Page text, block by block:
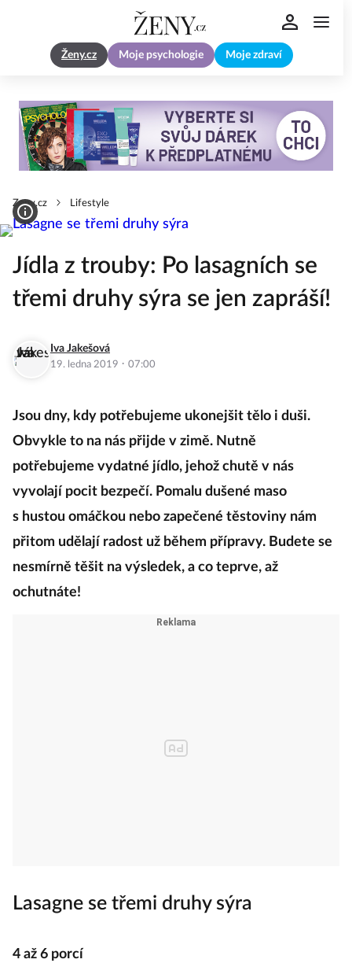
Ženy.cz Moje psychologie Moje zdraví
Zeny.cz Lifestyle
Jídla z trouby: Po lasagních se
třemi druhy sýra se jen zapráší!
Iva Jakešová
19. ledna 2019 · 07:00
Jsou dny, kdy potřebujeme ukonejšit tělo i duši.
Obvykle to na nás přijde v zimě. Nutně
potřebujeme vydatné jídlo, jehož chutě v nás
vyvolají pocit bezpečí. Pomalu dušené maso
s hustou omáčkou nebo zapečené těstoviny nám
přitom udělají radost už během přípravy. Budete se
nesmírně těšit na výsledek, a co teprve, až
ochutnáte!
Lasagne se třemi druhy sýra
4 až 6 porcí